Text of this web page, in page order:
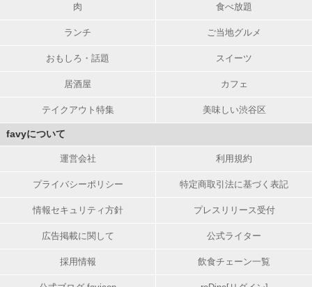
肉 食べ放題
ランチ ご当地グルメ
おもしろ・話題 スイーツ
居酒屋 カフェ
テイクアウト特集 美味しい渋谷区
favyについて
運営会社 利用規約
プライバシーポリシー 特定商取引法に基づく表記
情報セキュリティ方針 プレスリリース受付
広告掲載に関して 公式ライター
採用情報 飲食チェーン一覧